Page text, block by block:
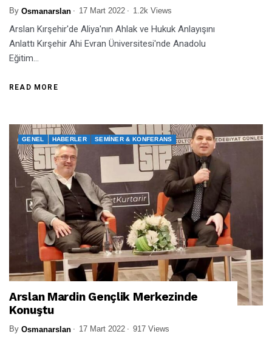
By Osmanarslan 17 Mart 2022 1.2k Views
Arslan Kırşehir'de Aliya'nın Ahlak ve Hukuk Anlayışını
Anlattı Kırşehir Ahi Evran Üniversitesi'nde Anadolu
Eğitim...
READ MORE
GENEL HABERLER SEMINER & KONFERANS
Arslan Mardin Gençlik Merkezinde
Konuştu
By Osmanarslan 17 Mart 2022 917 Views